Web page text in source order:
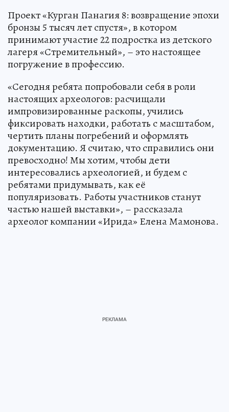
Проект «Курган Панагия 8: возвращение эпохи
бронзы 5 тысяч лет спустя», в котором
принимают участие 22 подростка из детского
лагеря «Стремительный», – это настоящее
погружение в профессию.
«Сегодня ребята попробовали себя в роли
настоящих археологов: расчищали
импровизированные раскопы, учились
фиксировать находки, работать с масштабом,
чертить планы погребений и оформлять
документацию. Я считаю, что справились они
превосходно! Мы хотим, чтобы дети
интересовались археологией, и будем с
ребятами придумывать, как её
популяризовать. Работы участников станут
частью нашей выставки», – рассказала
археолог компании «Ирида» Елена Мамонова.